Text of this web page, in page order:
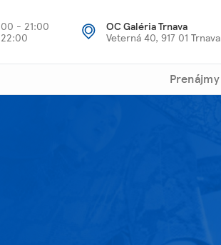
- 21:00
OC Galéria Trnava
Veterná 40, 917 01 Trnava
Prenájmy